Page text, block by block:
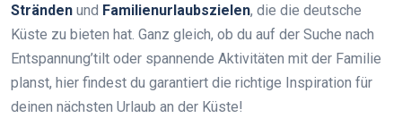
Stränden und Familienurlaubszielen, die die deutsche
Küste zu bieten hat. Ganz gleich, ob du auf der Suche nach
Entspannung’tilt oder spannende Aktivitäten mit der Familie
planst, hier findest du garantiert die richtige Inspiration für
deinen nächsten Urlaub an der Küste!